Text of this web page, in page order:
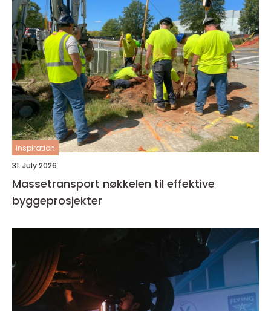
inspiration
31. July 2026
Massetransport nøkkelen til effektive
byggeprosjekter